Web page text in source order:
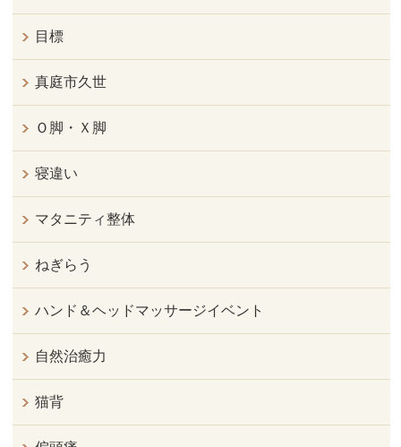
目標
真庭市久世
Ｏ脚・Ｘ脚
寝違い
マタニティ整体
ねぎらう
ハンド＆ヘッドマッサージイベント
自然治癒力
猫背